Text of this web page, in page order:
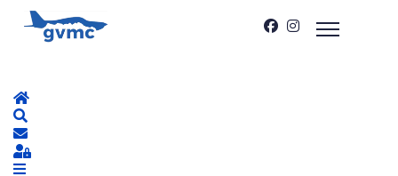
Home
S'abonner au blog
Sign In